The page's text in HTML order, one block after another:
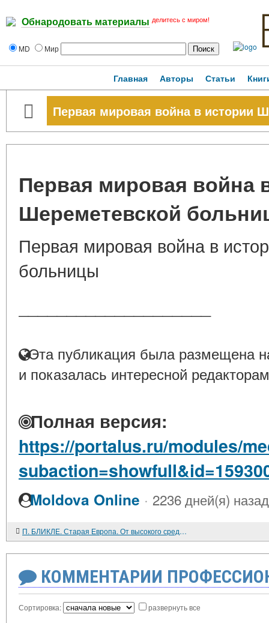
Обнародовать материалы делитесь с миром!
MD Мир
Главная Авторы Статьи
Первая мировая война в истории
Первая мировая война
Шереметевской
Первая мировая война в
больницы
Эта публикация была размещена
и показалась интересной
Полная версия:
https://portalus.ru/modules/
Moldova Online · 2236 дней(я) назад
П. БЛИКЛЕ. Старая Европа. От высокого средневековья к модерну
КОММЕНТАРИИ
Сортировка: развернуть все